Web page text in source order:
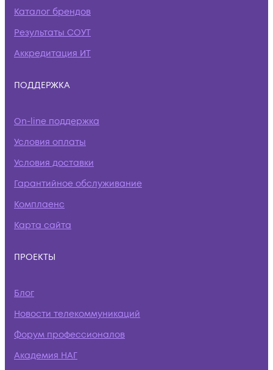
Каталог брендов
Результаты СОУТ
Аккредитация ИТ
ПОДДЕРЖКА
On-line поддержка
Условия оплаты
Условия доставки
Гарантийное обслуживание
Комплаенс
Карта сайта
ПРОЕКТЫ
Блог
Новости телекоммуникаций
Форум профессионалов
Академия НАГ